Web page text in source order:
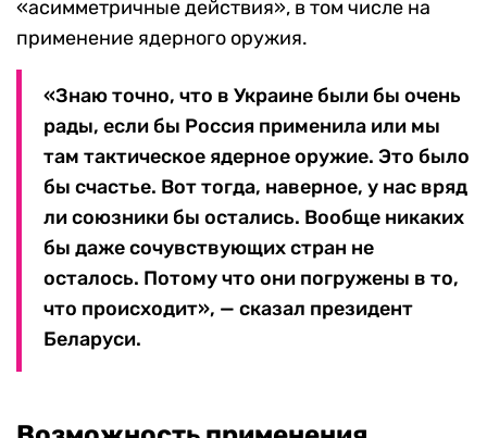
«асимметричные действия», в том числе на
применение ядерного оружия.
«Знаю точно, что в Украине были бы очень
рады, если бы Россия применила или мы
там тактическое ядерное оружие. Это было
бы счастье. Вот тогда, наверное, у нас вряд
ли союзники бы остались. Вообще никаких
бы даже сочувствующих стран не
осталось. Потому что они погружены в то,
что происходит», — сказал президент
Беларуси.